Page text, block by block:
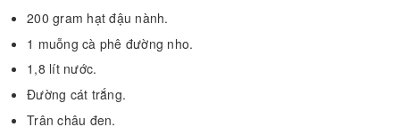
200 gram hạt đậu nành.
1 muỗng cà phê đường nho.
1,8 lít nước.
Đường cát trắng.
Trân châu đen.